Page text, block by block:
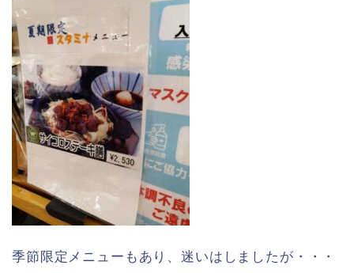
季節限定メニューもあり、迷いはしましたが・・・